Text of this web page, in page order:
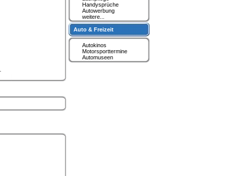
Handysprüche
Autowerbung
weitere...
Auto & Freizeit
Autokinos
Motorsporttermine
Automuseen